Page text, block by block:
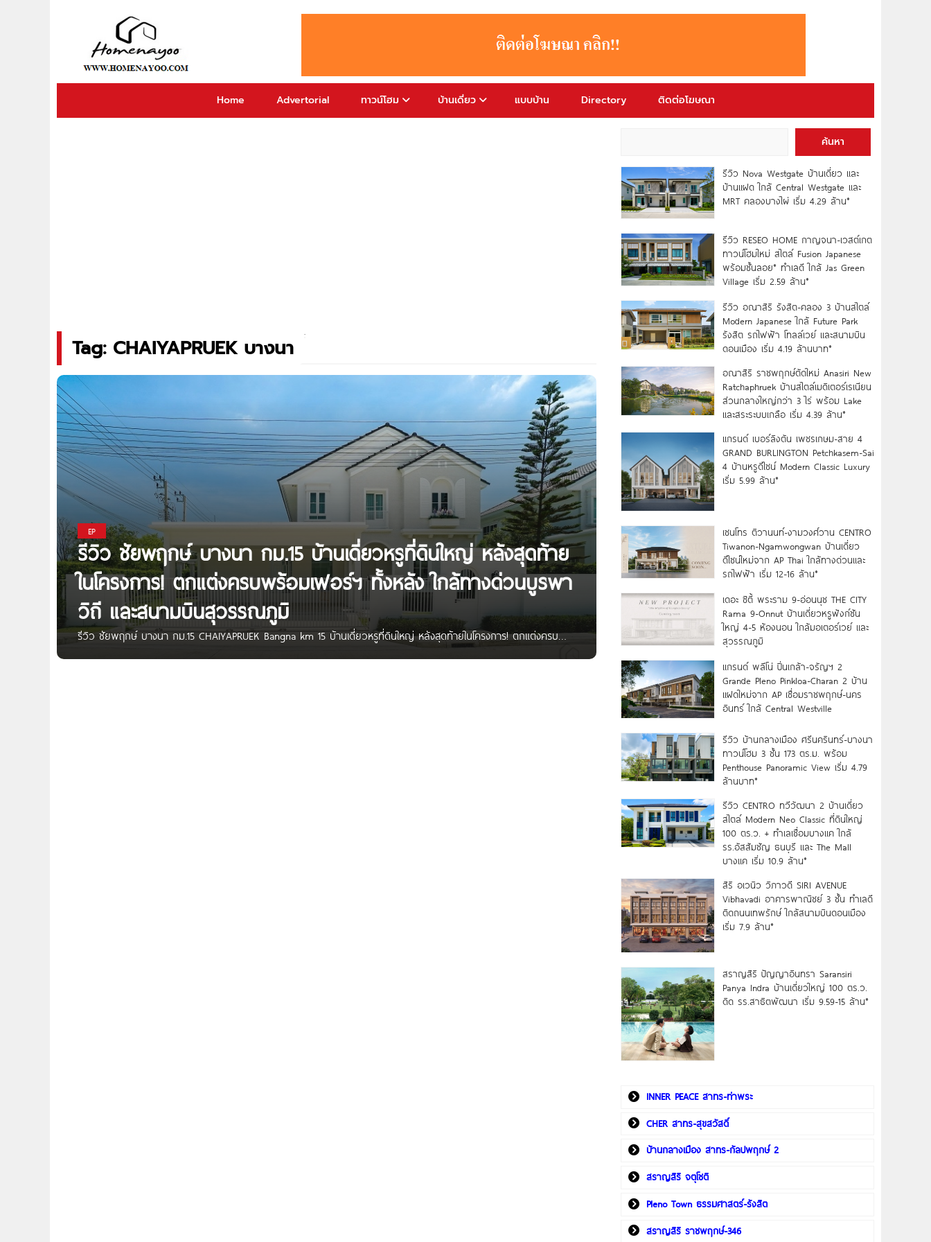
Home Advertorial ทาวน์โฮม บ้านเดี่ยว แบบบ้าน Directory ติดต่อโฆษณา
Tag: CHAIYAPRUEK บางนา
EP
รีวิว ชัยพฤกษ์ บางนา กม.15 บ้านเดี่ยวหรูที่ดินใหญ่ หลังสุดท้าย
ในโครงการ! ตกแต่งครบพร้อมเฟอร์ฯ ทั้งหลัง ใกล้ทางด่วนบูรพา
วิถี และสนามบินสุวรรณภูมิ
รีวิว ชัยพฤกษ์ บางนา กม.15 CHAIYAPRUEK Bangna km 15 บ้านเดี่ยวหรูที่ดินใหญ่ หลังสุดท้ายในโครงการ! ตกแต่งครบ
ค้นหา
รีวิว Nova Westgate บ้านเดี่ยว และ
บ้านแฝด ใกล้ Central Westgate และ
MRT คลองบางไผ่ เริ่ม 4.29 ล้าน*
รีวิว RESEO HOME กาญจนา-เวสต์เกต
ทาวน์โฮมใหม่ สไตล์ Fusion Japanese
พร้อมชั้นลอย* ทำเลดี ใกล้ Jas Green
Village เริ่ม 2.59 ล้าน*
รีวิว อณาสิริ รังสิต-คลอง 3 บ้านสไตล์
Modern Japanese ใกล้ Future Park
รังสิต รถไฟฟ้า โทลล์เวย์ และสนามบิน
ดอนเมือง เริ่ม 4.19 ล้านบาท*
อณาสิริ ราชพฤกษ์ตัดใหม่ Anasiri New
Ratchaphruek บ้านสไตล์เมดิเตอร์เรเนียน
ส่วนกลางใหญ่กว่า 3 ไร่ พร้อม Lake
และสระระบบเกลือ เริ่ม 4.39 ล้าน*
แกรนด์ เบอร์ลิงตัน เพชรเกษม-สาย 4
GRAND BURLINGTON Petchkasem-Sai
4 บ้านหรูดีไซน์ Modern Classic Luxury
เริ่ม 5.99 ล้าน*
เซนโทร ติวานนท์-งามวงศ์วาน CENTRO
Tiwanon-Ngamwongwan บ้านเดี่ยว
ดีไซน์ใหม่จาก AP Thai ใกล้ทางด่วนและ
รถไฟฟ้า เริ่ม 12-16 ล้าน*
เดอะ ซิตี้ พระราม 9-อ่อนนุช THE CITY
Rama 9-Onnut บ้านเดี่ยวหรูฟังก์ชัน
ใหญ่ 4-5 ห้องนอน ใกล้มอเตอร์เวย์ และ
สุวรรณภูมิ
แกรนด์ พลีโน่ ปิ่นเกล้า-จรัญฯ 2
Grande Pleno Pinkloa-Charan 2 บ้าน
แฝดใหม่จาก AP เชื่อมราชพฤกษ์-นคร
อินทร์ ใกล้ Central Westville
รีวิว บ้านกลางเมือง ศรีนครินทร์-บางนา
ทาวน์โฮม 3 ชั้น 173 ตร.ม. พร้อม
Penthouse Panoramic View เริ่ม 4.79
ล้านบาท*
รีวิว CENTRO ทวีวัฒนา 2 บ้านเดี่ยว
สไตล์ Modern Neo Classic ที่ดินใหญ่
100 ตร.ว. + ทำเลเชื่อมบางแค ใกล้
รร.อัสสัมชัญ ธนบุรี และ The Mall
บางแค เริ่ม 10.9 ล้าน*
สิริ อเวนิว วิภาวดี SIRI AVENUE
Vibhavadi อาคารพาณิชย์ 3 ชั้น ทำเลดี
ติดถนนเทพรักษ์ ใกล้สนามบินดอนเมือง
เริ่ม 7.9 ล้าน*
สราญสิริ ปัญญาอินทรา Saransiri
Panya Indra บ้านเดี่ยวใหญ่ 100 ตร.ว.
ดิด รร.สาธิตพัฒนา เริ่ม 9.59-15 ล้าน*
INNER PEACE สาทร-ท่าพระ
CHER สาทร-สุขสวัสดิ์
บ้านกลางเมือง สาทร-กัลปพฤกษ์ 2
สราญสิริ จตุโชติ
Pleno Town ธรรมศาสตร์-รังสิต
สราญสิริ ราชพฤกษ์-346